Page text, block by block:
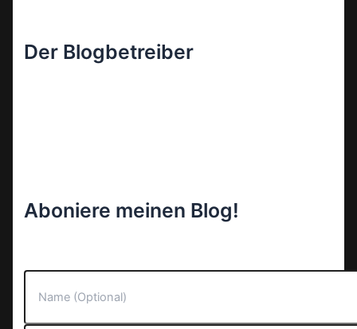
Der Blogbetreiber
Aboniere meinen Blog!